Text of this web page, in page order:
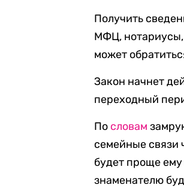
Получить
МФЦ, нотариусы,
может
Закон начнет
переходный
По словам
семейные связи
будет проще
знаменателю